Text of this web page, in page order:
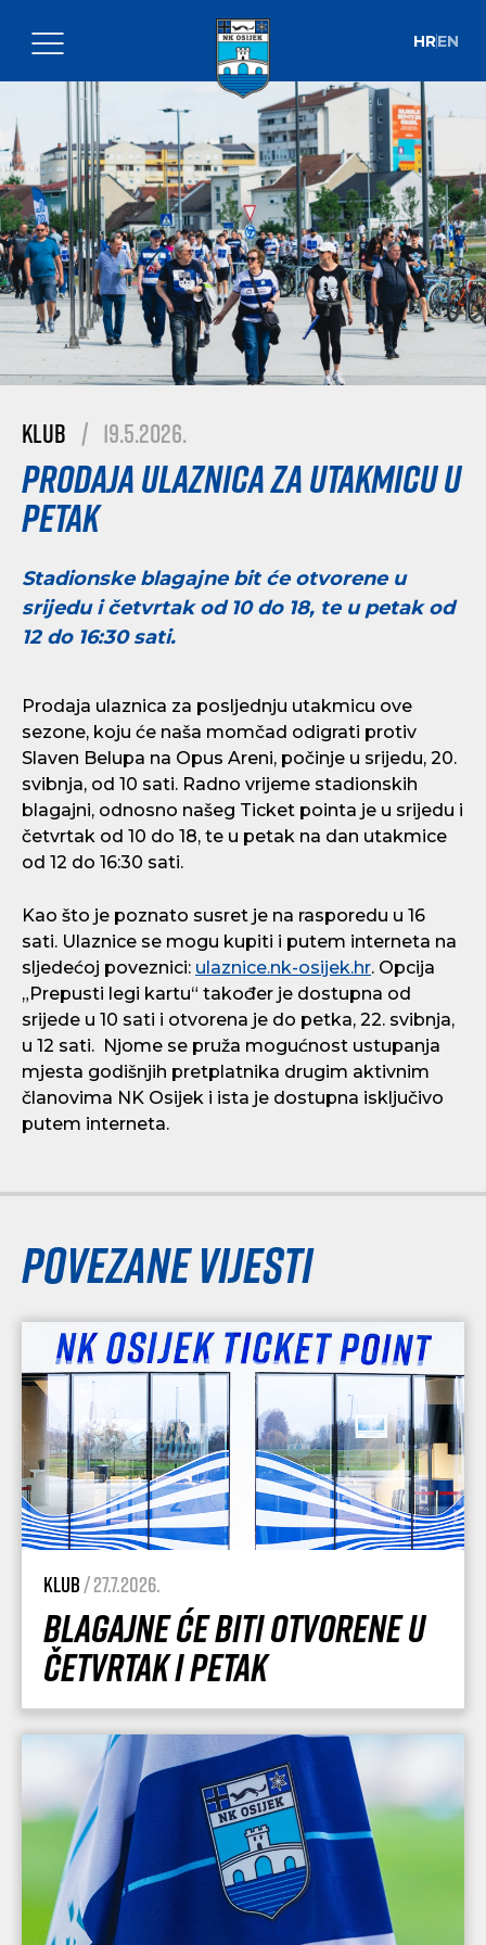
HREN
Klub | 19.5.2026.
Prodaja ulaznica za utakmicu u
petak
Stadionske blagajne bit će otvorene u
srijedu i četvrtak od 10 do 18, te u petak od
12 do 16:30 sati.
Prodaja ulaznica za posljednju utakmicu ove
sezone, koju će naša momčad odigrati protiv
Slaven Belupa na Opus Areni, počinje u srijedu, 20.
svibnja, od 10 sati. Radno vrijeme stadionskih
blagajni, odnosno našeg Ticket pointa je u srijedu i
četvrtak od 10 do 18, te u petak na dan utakmice
od 12 do 16:30 sati.
Kao što je poznato susret je na rasporedu u 16
sati. Ulaznice se mogu kupiti i putem interneta na
sljedećoj poveznici: ulaznice.nk-osijek.hr. Opcija
„Prepusti legi kartu“ također je dostupna od
srijede u 10 sati i otvorena je do petka, 22. svibnja,
u 12 sati. Njome se pruža mogućnost ustupanja
mjesta godišnjih pretplatnika drugim aktivnim
članovima NK Osijek i ista je dostupna isključivo
putem interneta.
Povezane vijesti
Klub/ 27.7.2026.
Blagajne će biti otvorene u
četvrtak i petak